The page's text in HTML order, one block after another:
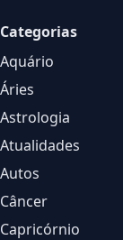
Categorias
Aquário
Áries
Astrologia
Atualidades
Autos
Câncer
Capricórnio